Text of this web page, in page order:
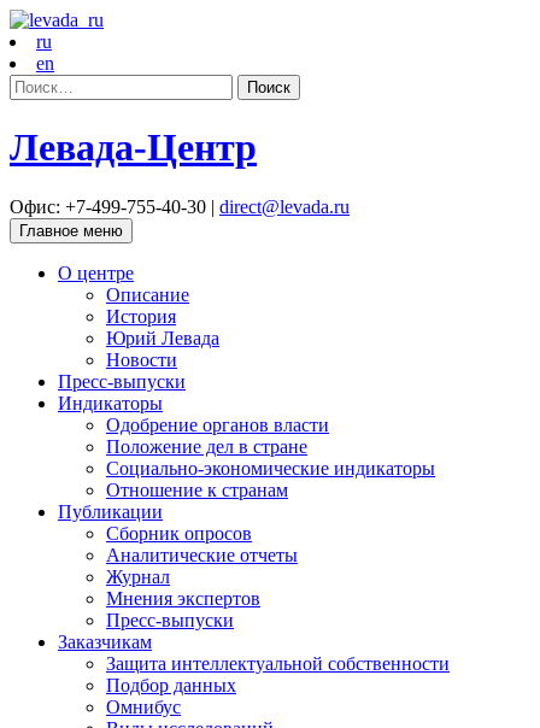
ru
en
Найти:
Левада-Центр
Офис: +7-499-755-40-30 | direct@levada.ru
Главное меню
О центре
Описание
История
Юрий Левада
Новости
Пресс-выпуски
Индикаторы
Одобрение органов власти
Положение дел в стране
Социально-экономические индикаторы
Отношение к странам
Публикации
Сборник опросов
Аналитические отчеты
Журнал
Мнения экспертов
Пресс-выпуски
Заказчикам
Защита интеллектуальной собственности
Подбор данных
Омнибус